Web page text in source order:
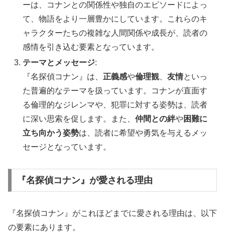
ーは、コナンとの関係性や独自のエピソードによっ
て、物語をより一層豊かにしています。これらのキ
ャラクターたちの複雑な人間関係や成長が、読者の
感情を引き込む要素となっています。
テーマとメッセージ:
『名探偵コナン』は、 正義感や倫理観、友情といっ
た普遍的なテーマを扱っています。コナンが直面す
る倫理的なジレンマや、犯罪に対する姿勢は、読者
に深い思索を促します。また、仲間との絆や困難に
立ち向かう姿勢は、読者に希望や勇気を与えるメッ
セージとなっています。
『名探偵コナン』が愛される理由
『名探偵コナン』がこれほどまでに愛される理由は、以下
の要素にあります。